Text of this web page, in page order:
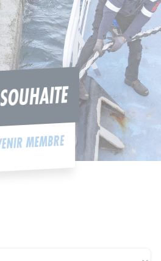
MEMBRE